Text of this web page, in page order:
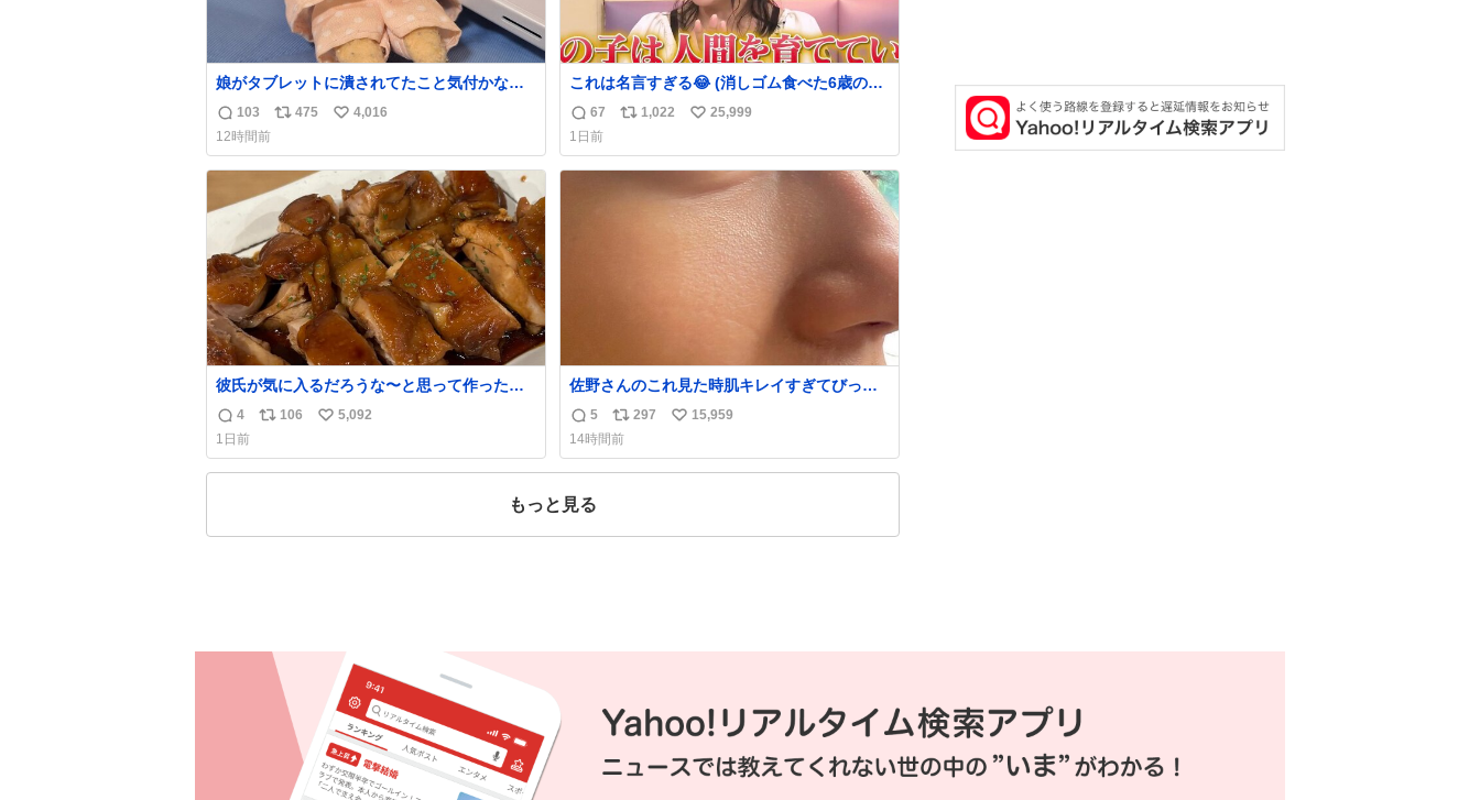
娘がタブレットに潰されてたこと気付かなか
った。 旦那だけは娘の波長を感じ取れるから
声出せずともSOSが伝わったらしい。 急いで
旦那が救出して、泣きじゃくる娘に自分も謝
って抱きしめようとしたら、ビンタされてし
まった。3回ほど。 小さい手だけど、地味に
痛い。 その後、娘は旦那に泣きついてた。
返
信
数
103
リ
ス
ト
数
475
い
ね
数
4,016
12時間前
これは名言すぎる😂 (消しゴム食べた6歳の弟
を思い出しながら)
返
信
数
67
リ
ス
ト
1,022
い
ね
数
25,999
1日前
彼氏が気に入るだろうな〜と思って作ったら
想像の何倍も美味しい美味しい言ってくれて
嬉しい
返
信
数
4
リ
ス
106
い
ね
5,092
1日前
佐野さんのこれ見た時肌キレイすぎてびっく
りしたし、やはりアイドルって体型･肌管理す
ごすぎる
返
信
数
5
リ
ポ
ス
297
い
ね
15,959
14時間前
もっと見る